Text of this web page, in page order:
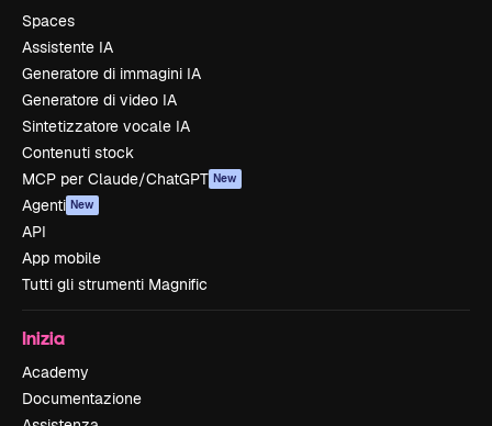
Spaces
Assistente IA
Generatore di immagini IA
Generatore di video IA
Sintetizzatore vocale IA
Contenuti stock
MCP per Claude/ChatGPT New
Agenti New
API
App mobile
Tutti gli strumenti Magnific
Inizia
Academy
Documentazione